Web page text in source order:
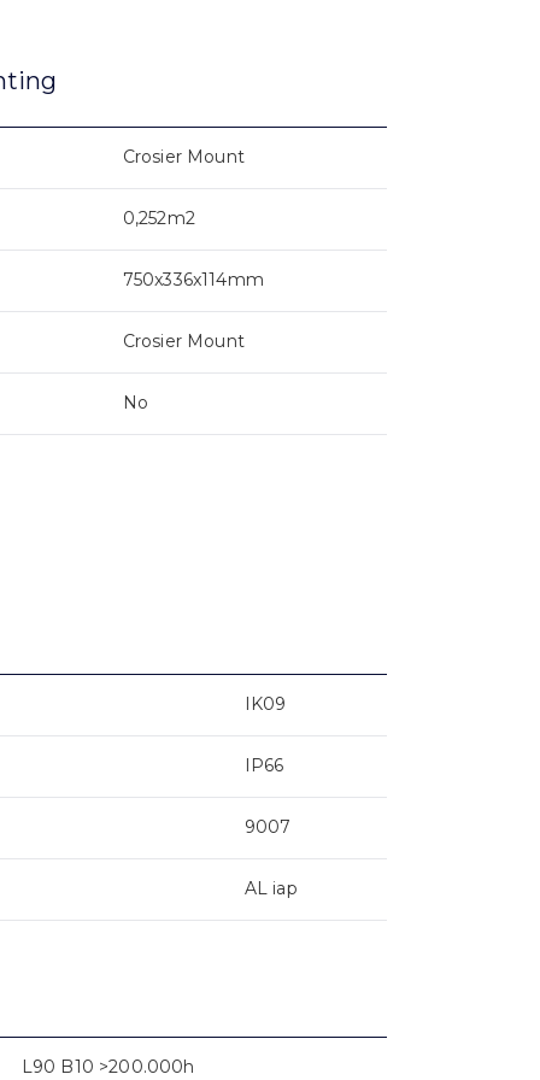
Crosier Mount
0,252m2
750x336x114mm
Crosier Mount
No
IK09
IP66
9007
AL iap
L90 B10 >200.000h